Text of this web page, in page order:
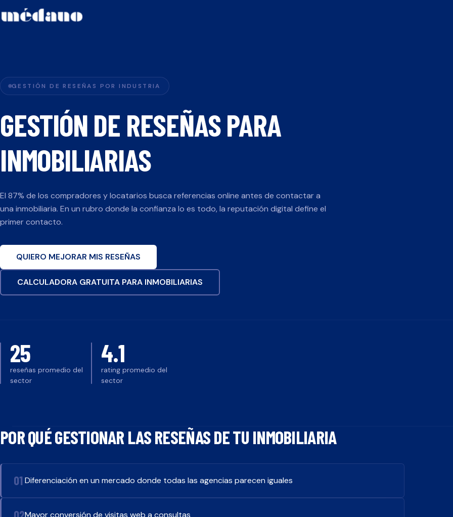
GESTIÓN DE RESEÑAS POR INDUSTRIA
GESTIÓN DE RESEÑAS PARA
INMOBILIARIAS
El 87% de los compradores y locatarios busca referencias online antes de contactar a
una inmobiliaria. En un rubro donde la confianza lo es todo, la reputación digital define el
primer contacto.
QUIERO MEJORAR MIS RESEÑAS
CALCULADORA GRATUITA PARA INMOBILIARIAS
25
reseñas promedio del
sector
4.1
rating promedio del
sector
POR QUÉ GESTIONAR LAS RESEÑAS DE TU INMOBILIARIA
Diferenciación en un mercado donde todas las agencias parecen iguales
Mayor conversión de visitas web a consultas